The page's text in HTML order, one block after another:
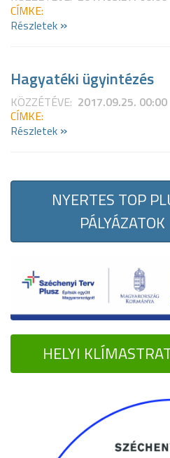
CÍMKE:
Részletek »
Hagyatéki ügyintézés
KÖZZÉTÉVE: 2017.09.25. 00:00
CÍMKE:
Részletek »
NYERTES TOP
PÁLYÁZATOK
HELYI